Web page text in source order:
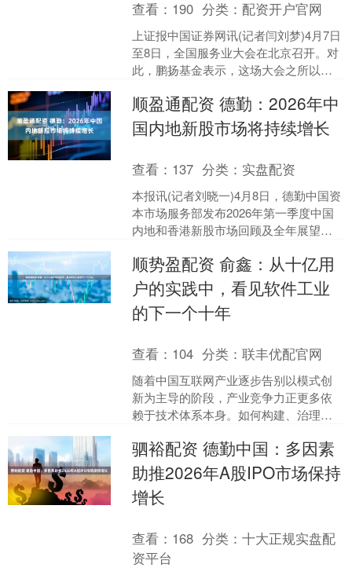
查看： 190 分类：配资开户官网
上证报中国证券网讯(记者闫刘梦)4月7日
至8日，全国服务业大会在北京召开。对
此，鹏扬基金表示，这场大会之所以受
展格局的关键位置....
顺盈通配资 德勤：2026年中
国内地新股市场将持续增长
查看： 137 分类： 实盘配资
本报讯(记者刘晓一)4月8日，德勤中国资
本市场服务部发布2026年第一季度中国
内地和香港新股市场回顾及全年展望，
头，中国香港有望....
顺势盈配资 俞鑫：从十亿用
户的实践中，看见软件工业
的下一个十年
查看： 104 分类：联丰优配官网
随着中国互联网产业逐步告别以模式创
新为主导的阶段，产业竞争力正更多依
赖于技术体系本身。如何构建、治理并
软件系统，已不仅是工程师....
驷裕配资 德勤中国：多因素
助推2026年A股IPO市场保持
增长
查看： 168 分类：十大正规实盘配
资平台